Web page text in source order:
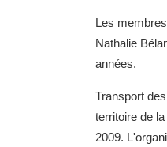
Les
Nathalie
années.
Transport
territoire de
2009.